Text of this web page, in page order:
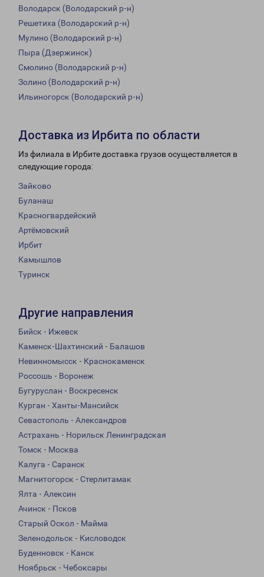
Володарск (Володарский р-н)
Решетиха (Володарский р-н)
Мулино (Володарский р-н)
Пыра (Дзержинск)
Смолино (Володарский р-н)
Золино (Володарский р-н)
Ильиногорск (Володарский р-н)
Доставка из Ирбита по области
Из филиала в Ирбите доставка грузов осуществляется в
следующие города:
Зайково
Буланаш
Красногвардейский
Артёмовский
Ирбит
Камышлов
Туринск
Другие направления
Бийск - Ижевск
Каменск-Шахтинский - Балашов
Невинномысск - Краснокаменск
Россошь - Воронеж
Бугуруслан - Воскресенск
Курган - Ханты-Мансийск
Севастополь - Александров
Астрахань - Норильск Ленинградская
Томск - Москва
Калуга - Саранск
Магнитогорск - Стерлитамак
Ялта - Алексин
Ачинск - Псков
Старый Оскол - Майма
Зеленодольск - Кисловодск
Буденновск - Канск
Ноябрьск - Чебоксары